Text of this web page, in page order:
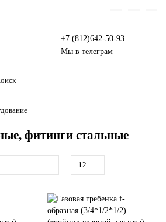
+7 (812)642-50-93
Мы в телеграм
фитинги стальные